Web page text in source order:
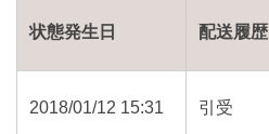
状態発生日 配送履歴
2018/01/12 15:31 引受